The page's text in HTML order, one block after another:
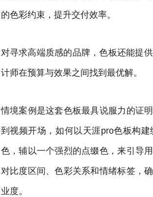
的色彩约束，提升交付效率。
对寻求高端质感的品牌，色板还能提
计师在预算与效果之间找到最优解。
情境案例是这套色板最具说服力的证
到视频开场，如何以天涯pro色板构
色，辅以一个强烈的点缀色，来引导
对比度区间、色彩关系和情绪标签，
业度。